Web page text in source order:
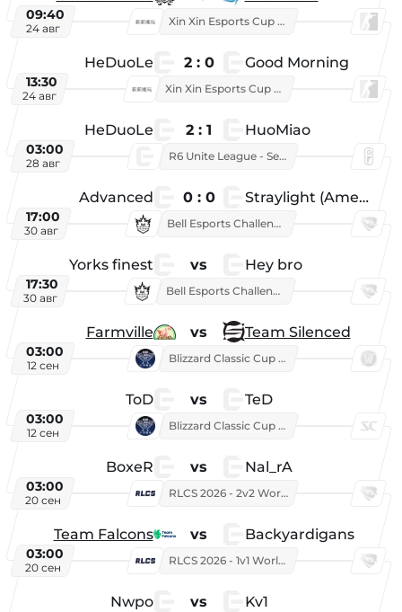
09:40
24 авг
Xin Xin Esports Cup 2025
HeDuoLe 2 : 0 Good Morning
13:30
24 авг
Xin Xin Esports Cup 2026
HeDuoLe 2 : 1 HuoMiao
03:00
28 авг
R6 Unite League - Season 1
Advanced 0 : 0 Straylight (American team)
17:00
30 авг
Bell Esports Challenge 2026
Yorks finest vs Hey bro
17:30
30 авг
Bell Esports Challenge 2026
Farmville vs Team Silenced
03:00
12 сен
Blizzard Classic Cup 2026
ToD vs TeD
03:00
12 сен
Blizzard Classic Cup 2026
BoxeR vs Nal_rA
03:00
20 сен
RLCS 2026 - 2v2 World Championship
Team Falcons vs Backyardigans
03:00
20 сен
RLCS 2026 - 1v1 World Championship
Nwpo vs Kv1